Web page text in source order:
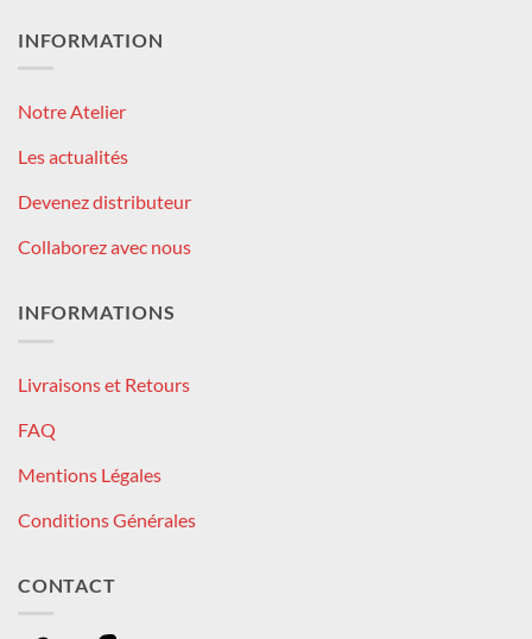
INFORMATION
Notre Atelier
Les actualités
Devenez distributeur
Collaborez avec nous
INFORMATIONS
Livraisons et Retours
FAQ
Mentions Légales
Conditions Générales
CONTACT